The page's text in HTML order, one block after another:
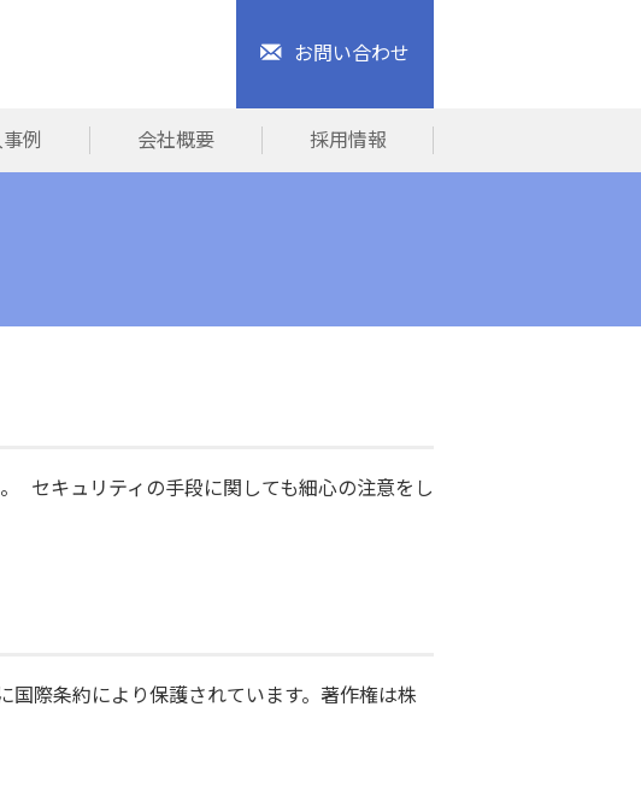
お問い合わせ
例 会社概要 採用情報
セキュリティの手段に関しても細心の注意をし
国際条約により保護されています。著作権は株